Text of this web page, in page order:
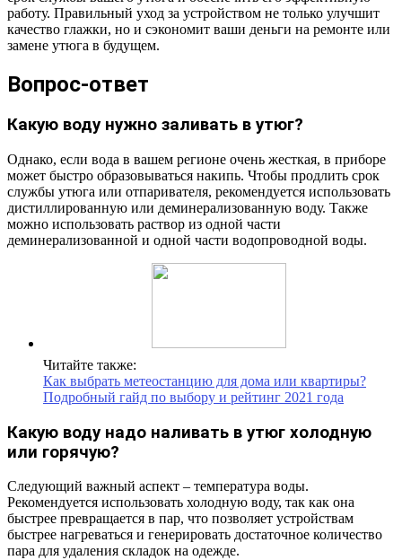
работу. Правильный уход за устройством не только улучшит
качество глажки, но и сэкономит ваши деньги на ремонте или
замене утюга в будущем.
Вопрос-ответ
Какую воду нужно заливать в утюг?
Однако, если вода в вашем регионе очень жесткая, в приборе
может быстро образовываться накипь. Чтобы продлить срок
службы утюга или отпаривателя, рекомендуется использовать
дистиллированную или деминерализованную воду. Также
можно использовать раствор из одной части
деминерализованной и одной части водопроводной воды.
Читайте также:
Как выбрать метеостанцию для дома или квартиры?
Подробный гайд по выбору и рейтинг 2021 года
Какую воду надо наливать в утюг холодную
или горячую?
Следующий важный аспект – температура воды.
Рекомендуется использовать холодную воду, так как она
быстрее превращается в пар, что позволяет устройствам
быстрее нагреваться и генерировать достаточное количество
пара для удаления складок на одежде.